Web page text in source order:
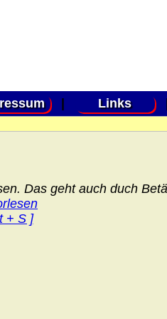
Links
Das geht auch duch
+ S ]